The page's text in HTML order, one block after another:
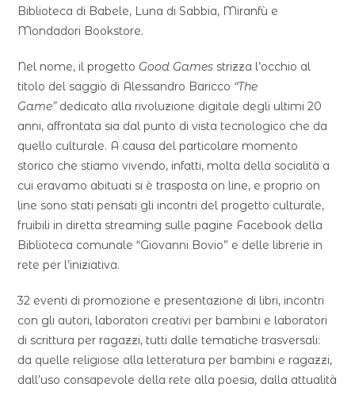
Biblioteca di Babele, Luna di Sabbia, Miranfù e
Mondadori Bookstore.
Nel nome, il progetto Good Games strizza l’occhio al
titolo del saggio di Alessandro Baricco “The
Game”dedicato alla rivoluzione digitale degli ultimi 20
anni, affrontata sia dal punto di vista tecnologico che da
quello culturale. A causa del particolare momento
storico che stiamo vivendo, infatti, molta della socialità a
cui eravamo abituati si è trasposta on line, e proprio on
line sono stati pensati gli incontri del progetto culturale,
fruibili in diretta streaming sulle pagine Facebook della
Biblioteca comunale “Giovanni Bovio” e delle librerie in
rete per l’iniziativa.
32 eventi di promozione e presentazione di libri, incontri
con gli autori, laboratori creativi per bambini e laboratori
di scrittura per ragazzi, tutti dalle tematiche trasversali:
da quelle religiose alla letteratura per bambini e ragazzi,
dall’uso consapevole della rete alla poesia, dalla attualità